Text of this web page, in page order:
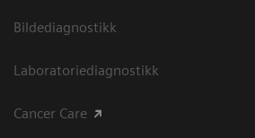
Bildediagnostikk
Laboratoriediagnostikk
Cancer Care